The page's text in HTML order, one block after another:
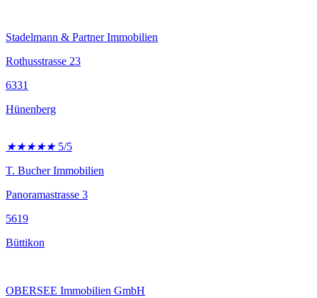
Stadelmann & Partner Immobilien
Rothusstrasse 23
6331
Hünenberg
★★★★★ 5/5
T. Bucher Immobilien
Panoramastrasse 3
5619
Büttikon
OBERSEE Immobilien GmbH